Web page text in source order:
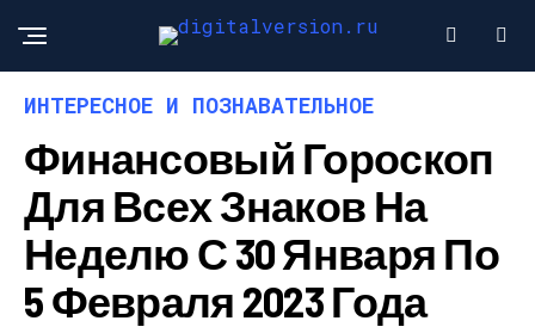
ИНТЕРЕСНОЕ И ПОЗНАВАТЕЛЬНОЕ
Финансовый Гороскоп
Для Всех Знаков На
Неделю С 30 Января По
5 Февраля 2023 Года